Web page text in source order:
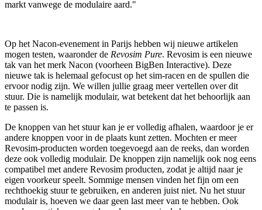
markt vanwege de modulaire aard."
Op het Nacon-evenement in Parijs hebben wij nieuwe artikelen
mogen testen, waaronder de Revosim Pure. Revosim is een nieuwe
tak van het merk Nacon (voorheen BigBen Interactive). Deze
nieuwe tak is helemaal gefocust op het sim-racen en de spullen die
ervoor nodig zijn. We willen jullie graag meer vertellen over dit
stuur. Die is namelijk modulair, wat betekent dat het behoorlijk aan
te passen is.
De knoppen van het stuur kan je er volledig afhalen, waardoor je er
andere knoppen voor in de plaats kunt zetten. Mochten er meer
Revosim-producten worden toegevoegd aan de reeks, dan worden
deze ook volledig modulair. De knoppen zijn namelijk ook nog eens
compatibel met andere Revosim producten, zodat je altijd naar je
eigen voorkeur speelt. Sommige mensen vinden het fijn om een
rechthoekig stuur te gebruiken, en anderen juist niet. Nu het stuur
modulair is, hoeven we daar geen last meer van te hebben. Ook